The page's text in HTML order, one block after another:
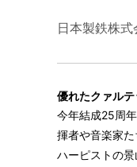
日本製鉄株
優れたクァル
今年結成25周
揮者や音楽家
ハーピストの